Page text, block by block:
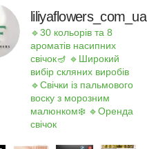
liliyaflowers_com_ua
🔹30 кольорів та 8
ароматів насипних
свічок🪔 🔹Широкий
вибір скляних виробів
🔹Свічки із пальмового
воску з морозним
малюнком❄️ 🔹Оренда
свічок